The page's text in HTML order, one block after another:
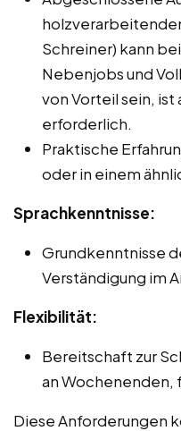
Schreiner) kann
Nebenjobs und
von Vorteil sein,
erforderlich.
Praktische
oder in einem
Sprachkenntnisse:
Grundkenntnisse
Verständigung im
Flexibilität:
Bereitschaft zur
an Wochenenden,
Diese Anforderungen